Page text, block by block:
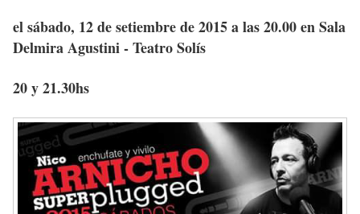
el sábado, 12 de setiembre de 2015 a las 20.00 en Sala
Delmira Agustini - Teatro Solís
20 y 21.30hs